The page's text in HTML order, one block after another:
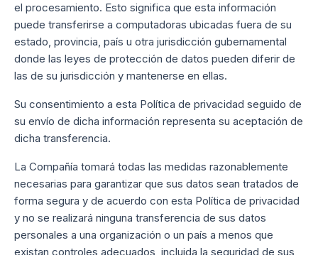
el procesamiento. Esto significa que esta información
puede transferirse a computadoras ubicadas fuera de su
estado, provincia, país u otra jurisdicción gubernamental
donde las leyes de protección de datos pueden diferir de
las de su jurisdicción y mantenerse en ellas.
Su consentimiento a esta Política de privacidad seguido de
su envío de dicha información representa su aceptación de
dicha transferencia.
La Compañía tomará todas las medidas razonablemente
necesarias para garantizar que sus datos sean tratados de
forma segura y de acuerdo con esta Política de privacidad
y no se realizará ninguna transferencia de sus datos
personales a una organización o un país a menos que
existan controles adecuados, incluida la seguridad de sus